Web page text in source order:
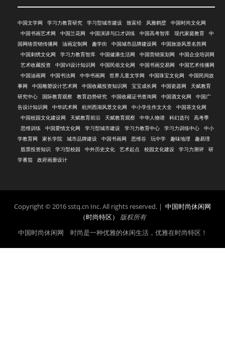
中国文学网 学习力教育研究 学习型城市建设 致富经 风雅鹤壁
中国时尚文化网
中国书画艺术网
中国兰花网 中国演讲与口才训练 中国高考智库 现代家庭教育
中
国网络营销传播网
油画定制网 趣学街 中国城市品牌建设网
中国旅游风景名胜网
中国刺绣文化网
学习力教育智库 中国健康生活网 中国营销策划网
中国企业培训网
艺术收藏投资
中国VI设计知识网 中国民俗文化网 中国书画交易网
中国艺术传播网
中国油画网
中国书法网 中华书画网 世界儿童文学网 中国珠宝文化网
中国民间故
事网
中国雕塑设计艺术网 中国收藏投资知识网 宝宝成长网 中国瓷器网
天赋教育
研究中心
国际教育观察 教育趋势研究 中国收藏证书查询网 中国酒文化网
中国广
告设计知识网
中华武术网 杭州西湖风景文化网 中小学生作文大全
中国茶文化网
中国校园文化建设网
天赋教育前沿 天赋教育观察 中华人物谱 科幻选刊
高考季
思维训练
中国爱情文化网 学习型城市建设 学习力教育中心 学习力训练中心
中小
学教育网
家长学院 城市品牌建设 中国书画网 思维谷 玩中学 趣味地理
趣易理
股票投资知识
学习型校园 中外历史文化 艺术起点 校园文化建设 学习力测评
研
学番茄
政府画册设计
Copyright © 2016 sstq.cn Inc. All rights reserved. | 中国时尚休闲网
（时尚特区）
版权所有
中国时尚休闲网 时尚是一种优雅的休闲生活，优雅在时尚特区！